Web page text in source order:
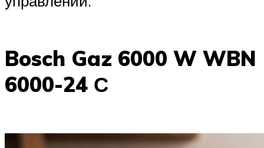
Bosch Gaz 6000 W WBN
6000-24 С